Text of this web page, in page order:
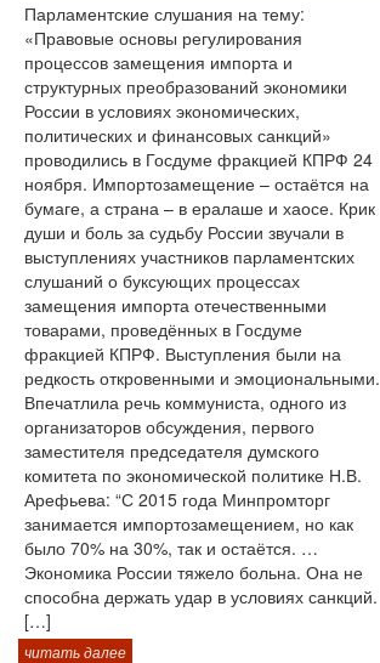
Парламентские слушания на тему:
«Правовые основы регулирования
процессов замещения импорта и
структурных преобразований экономики
России в условиях экономических,
политических и финансовых санкций»
проводились в Госдуме фракцией КПРФ 24
ноября. Импортозамещение – остаётся на
бумаге, а страна – в ералаше и хаосе. Крик
души и боль за судьбу России звучали в
выступлениях участников парламентских
слушаний о буксующих процессах
замещения импорта отечественными
товарами, проведённых в Госдуме
фракцией КПРФ. Выступления были на
редкость откровенными и эмоциональными.
Впечатлила речь коммуниста, одного из
организаторов обсуждения, первого
заместителя председателя думского
комитета по экономической политике Н.В.
Арефьева: “С 2015 года Минпромторг
занимается импортозамещением, но как
было 70% на 30%, так и остаётся. …
Экономика России тяжело больна. Она не
способна держать удар в условиях санкций.
[…]
читать далее